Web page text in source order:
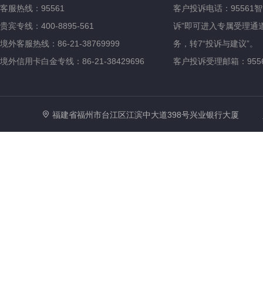
客服热线：95561
贵宾专线：400-8895-561
境外客服热线：86-21-38769999
境外信用卡白金专线：86-21-38429696
客户投诉电话：95561
诉”即可进入专属受理通
务，转7“投诉与建议”。
客户投诉受理邮箱：
福建省福州市台江区江滨中大道398号兴业银行大厦